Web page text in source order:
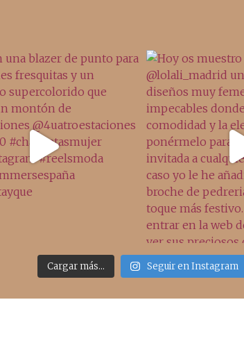
Cargar más... Seguir en Instagram